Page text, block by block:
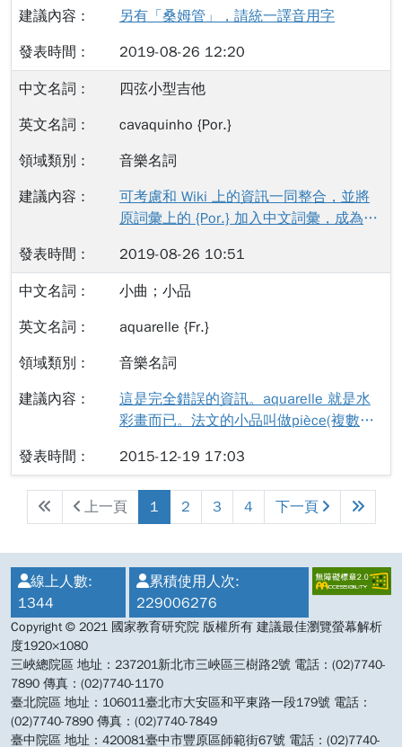
（harpsichord）具代表性的時代為巴洛克
地區在某個時代的代表性的樂器。 因此，
以演奏「時代樂器」來詮釋某個時代的風
格，則稱為「時代演譯法」（period
performance）。而本文使用演「譯」一
因為「演繹」（analysis or deduction）
的意義是分析與推算，雖然在音樂上，可
以理解為運用歷史證據推理與分析，然
而，音樂演奏需要在考證的基礎上更進一
步，在瞭解作品的歷史背景以及作曲家所
使用的文字符號後，經過內在的融合領會
而轉換為聲音，進而以演奏的方式詮釋
一詞，更貼切符合演奏者將作曲家手稿經
過譯譜轉換、以及將譯文資料經過不同年
見解。 不同於「演奏」（perform）泛指
所有的器樂表演，以及「詮釋」
技法的演奏者，除了能精準呈現樂譜與作
曲標記外，更以自我的風格致敬於作曲
家；「演譯」（performance practice）
院體系以潛心炫技的演奏技法為主要趨
勢，卻產生只注重技巧而不知音樂內涵，
對於此現象所形成的反動。此潮流關注於
音樂在過去的年代是如何的被表演、音樂
的製作背景。國際著名的音樂比賽，例如
每四年一次在位於波蘭首都華沙所舉辦的
蕭邦鋼琴比賽以及德國萊比錫的巴赫音樂
比賽，注重的不僅是演奏者的演奏與詮
另有「桑姆管」，請統一譯音用字
2019-08-26 12:20
四弦小型吉他
cavaquinho {Por.}
音樂名詞
可考慮和 Wiki 上的資訊一同整合，並將
原詞彙上的 {Por.} 加入中文詞彙，成為：
2019-08-26 10:51
小曲；小品
aquarelle {Fr.}
音樂名詞
這是完全錯誤的資訊。aquarelle 就是水
彩畫而已。法文的小品叫做pièce(複數型:
morceaux)
2015-12-19 17:03
上一頁 1 2 3 4 下一頁
線上人數:
1344
累積使用人次:
229006276
Copyright © 2021 國家教育研究院 版權所有 建議最佳瀏覽螢幕解析
度1920×1080
三峽總院區 地址：237201新北市三峽區三樹路2號 電話：(02)7740-
7890 傳真：(02)7740-1170
臺北院區 地址：106011臺北市大安區和平東路一段179號 電話：
(02)7740-7890 傳真：(02)7740-7849
臺中院區 地址：420081臺中市豐原區師範街67號 電話：(02)7740-